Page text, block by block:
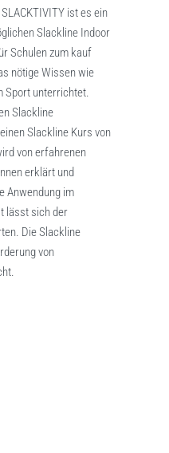
SLACKTIVITY ist es ein
Slackline Indoor
Schulen zum kauf
nötige Wissen wie
Sport unterrichtet.
Slackline
Slackline Kurs von
von erfahrenen
erklärt und
Anwendung im
lässt sich der
Die Slackline
von